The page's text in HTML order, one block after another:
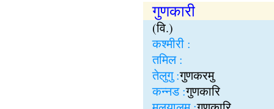
गुणकारी
(वि.)
कश्मीरी :
तमिल :
तेलुगु :गुणकरमु
कन्नड :गुणकारि